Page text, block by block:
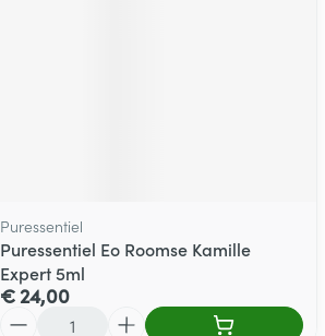
Puressentiel
Puressentiel Eo Roomse Kamille
Expert 5ml
€ 24,00